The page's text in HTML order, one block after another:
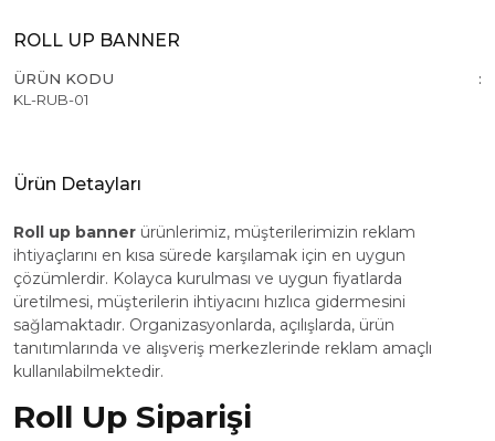
ROLL UP BANNER
ÜRÜN KODU
KL-RUB-01
Ürün Detayları
Roll up banner ürünlerimiz, müşterilerimizin reklam
ihtiyaçlarını en kısa sürede karşılamak için en uygun
çözümlerdir. Kolayca kurulması ve uygun fiyatlarda
üretilmesi, müşterilerin ihtiyacını hızlıca gidermesini
sağlamaktadır. Organizasyonlarda, açılışlarda, ürün
tanıtımlarında ve alışveriş merkezlerinde reklam amaçlı
kullanılabilmektedir.
Roll Up Siparişi